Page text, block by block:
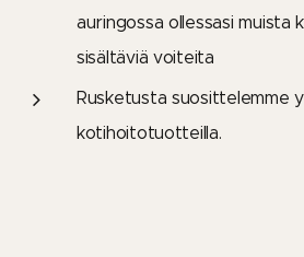
auringossa ollessasi muista
sisältäviä voiteita
Rusketusta suosittelemme
kotihoitotuotteilla.